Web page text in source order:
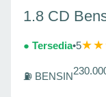
1.8 CD
● Tersedia•5
⛽ BENSIN